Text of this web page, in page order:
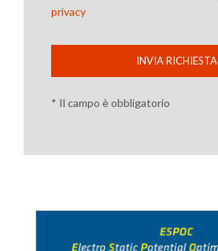
privacy
INVIA RICHIESTA
* Il campo è obbligatorio